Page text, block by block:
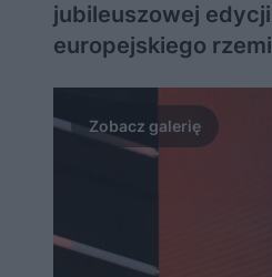
jubileuszowej
europejskiego